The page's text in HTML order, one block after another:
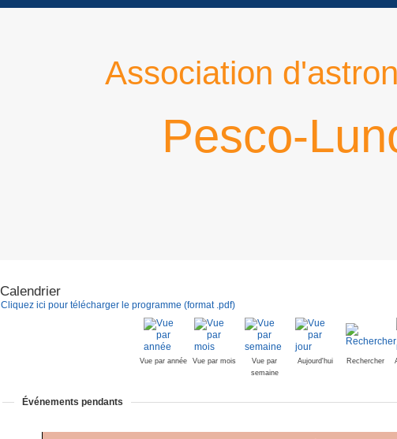
Association
Pesco-
Calendrier
Cliquez ici pour télécharger le programme (format .pdf)
Vue par année Vue par mois
Vue par
semaine
Aujourd'hui Rechercher
Événements pendants